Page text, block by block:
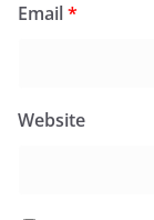
Email*
Website